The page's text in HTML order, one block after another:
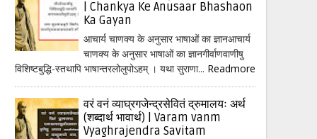
| Chankya Ke Anusaar Bhashaon
Ka Gayan
आचार्य चाणक्य के अनुसार भाषाओं का ज्ञानआचार्य
चाणक्य के अनुसार भाषाओं का ज्ञानगीर्वाणवाणीषु
विशिष्टबुद्धि-स्तथापि भाषान्तरलोलुपोऽहम् । यथा सुराणा... Readmore
वरं वनं व्याघ्रगजेन्द्रसेवितं द्रुमालयः अर्थ
(शब्दार्थ भावार्थ) | Varam vanm
Vyaghrajendra Savitam